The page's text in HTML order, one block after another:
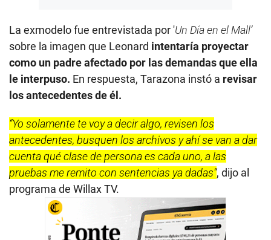
La exmodelo fue entrevistada por 'Un Día en el Mall’
sobre la imagen que Leonard intentaría proyectar
como un padre afectado por las demandas que ella
le interpuso. En respuesta, Tarazona instó a revisar
los antecedentes de él.
“Yo solamente te voy a decir algo, revisen los
antecedentes, busquen los archivos y ahí se van a dar
cuenta qué clase de persona es cada uno, a las
pruebas me remito con sentencias ya dadas“, dijo al
programa de Willax TV.